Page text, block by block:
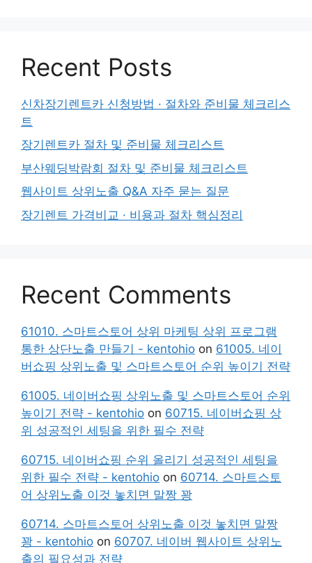
Recent Posts
신차장기렌트카 신청방법 · 절차와 준비물 체크리스
트
장기렌트카 절차 및 준비물 체크리스트
부산웨딩박람회 절차 및 준비물 체크리스트
웹사이트 상위노출 Q&A 자주 묻는 질문
장기렌트 가격비교 · 비용과 절차 핵심정리
Recent Comments
61010. 스마트스토어 상위 마케팅 상위 프로그램
통한 상단노출 만들기 - kentohio on 61005. 네이
버쇼핑 상위노출 및 스마트스토어 순위 높이기 전략
61005. 네이버쇼핑 상위노출 및 스마트스토어 순위
높이기 전략 - kentohio on 60715. 네이버쇼핑 상
위 성공적인 세팅을 위한 필수 전략
60715. 네이버쇼핑 순위 올리기 성공적인 세팅을
위한 필수 전략 - kentohio on 60714. 스마트스토
어 상위노출 이것 놓치면 말짱 꽝
60714. 스마트스토어 상위노출 이것 놓치면 말짱
꽝 - kentohio on 60707. 네이버 웹사이트 상위노
출의 필요성과 전략